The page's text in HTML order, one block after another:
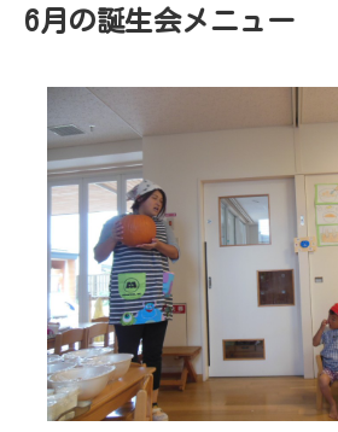
6月の誕生会メニュー